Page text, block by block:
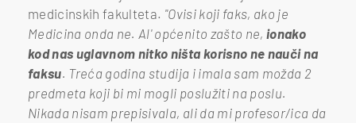
medicinskih fakulteta. "Ovisi koji faks, ako je
Medicina onda ne. Al' općenito zašto ne, ionako
kod nas uglavnom nitko ništa korisno ne nauči na
faksu. Treća godina studija i imala sam možda 2
predmeta koji bi mi mogli poslužiti na poslu.
Nikada nisam prepisivala, ali da mi profesor/ica da